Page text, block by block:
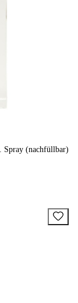
(nachfüllbar)